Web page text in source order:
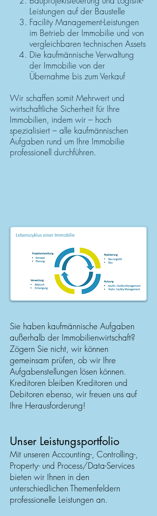
Leistungen auf der Baustelle
Facility Management-Leistungen
im Betrieb der Immobilie und von
vergleichbaren technischen Assets
Die kaufmännische Verwaltung
der Immobilie von der
Übernahme bis zum Verkauf
Wir schaffen somit Mehrwert und
wirtschaftliche Sicherheit für Ihre
Immobilien, indem wir – hoch
spezialisiert – alle kaufmännischen
Aufgaben rund um Ihre Immobilie
professionell durchführen.
Sie haben kaufmännische Aufgaben
außerhalb der Immobilienwirtschaft?
Zögern Sie nicht, wir können
gemeinsam prüfen, ob wir Ihre
Aufgabenstellungen lösen können.
Kreditoren bleiben Kreditoren und
Debitoren ebenso, wir freuen uns auf
Ihre Herausforderung!
Unser Leistungsportfolio
Mit unseren Accounting-, Controlling-,
Property- und Process/Data-Services
bieten wir Ihnen in den
unterschiedlichen Themenfeldern
professionelle Leistungen an.